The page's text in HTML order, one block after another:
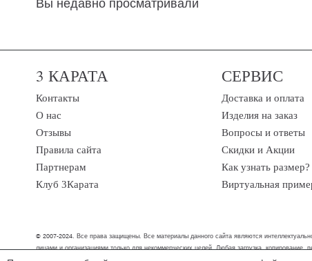
Вы недавно просматривали
3 КАРАТА
Контакты
О нас
Отзывы
Правила сайта
Партнерам
Клуб 3Карата
СЕРВИС
Доставка и оплата
Изделия на заказ
Вопросы и ответы
Скидки и Акции
Как узнать размер?
Виртуальная
© 2007-2024. Все права защищены. Все материалы данного сайта являются
лицами и организациями только для некоммерческих целей. Любая загрузка,